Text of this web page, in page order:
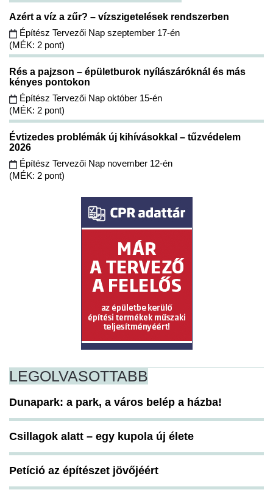
Azért a víz a zűr? – vízszigetelések rendszerben
Építész Tervezői Nap szeptember 17-én
(MÉK: 2 pont)
Rés a pajzson – épületburok nyílászáróknál és más
kényes pontokon
Építész Tervezői Nap október 15-én
(MÉK: 2 pont)
Évtizedes problémák új kihívásokkal – tűzvédelem
2026
Építész Tervezői Nap november 12-én
(MÉK: 2 pont)
LEGOLVASOTTABB
Dunapark: a park, a város belép a házba!
Csillagok alatt – egy kupola új élete
Petíció az építészet jövőjéért